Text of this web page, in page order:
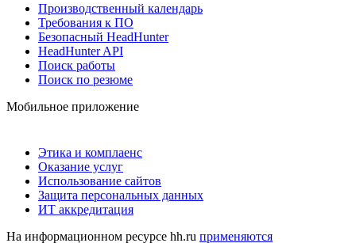
Производственный календарь
Требования к ПО
Безопасный HeadHunter
HeadHunter API
Поиск работы
Поиск по резюме
Мобильное приложение
Этика и комплаенс
Оказание услуг
Использование сайтов
Защита персональных данных
ИТ аккредитация
На информационном ресурсе hh.ru применяются